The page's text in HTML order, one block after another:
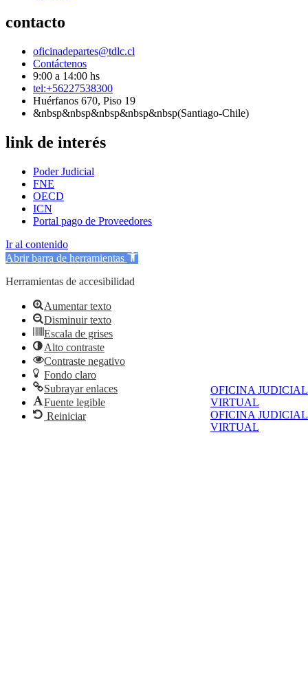
OFICINA JUDICIAL
VIRTUAL
OFICINA JUDICIAL
VIRTUAL
contacto
oficinadepartes@tdlc.cl
Contáctenos
9:00 a 14:00 hs
tel:+56227538300
Huérfanos 670, Piso 19
&nbsp&nbsp&nbsp&nbsp&nbsp(Santiago-Chile)
link de interés
Poder Judicial
FNE
OECD
ICN
Portal pago de Proveedores
Ir al contenido
Abrir barra de herramientas
Herramientas de accesibilidad
Aumentar texto
Disminuir texto
Escala de grises
Alto contraste
Contraste negativo
Fondo claro
Subrayar enlaces
Fuente legible
Reiniciar